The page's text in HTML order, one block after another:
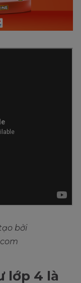
bởi
lớp 4 là